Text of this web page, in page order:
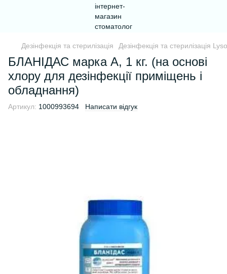
Дезінфекція та стерилізація Дезінфекція та стерилізація
БЛАНІДАС марка А, 1 кг. (на основі
хлору для дезінфекції приміщень і
обладнання)
Артикул: 1000993694 Написати відгук